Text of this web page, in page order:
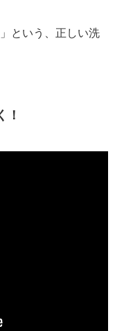
という、正しい洗
！